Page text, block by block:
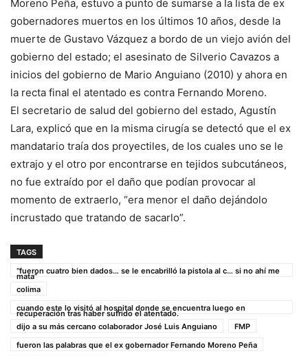
Moreno Peña, estuvo a punto de sumarse a la lista de ex
gobernadores muertos en los últimos 10 años, desde la
muerte de Gustavo Vázquez a bordo de un viejo avión del
gobierno del estado; el asesinato de Silverio Cavazos a
inicios del gobierno de Mario Anguiano (2010) y ahora en
la recta final el atentado es contra Fernando Moreno.
El secretario de salud del gobierno del estado, Agustín
Lara, explicó que en la misma cirugía se detectó que el ex
mandatario traía dos proyectiles, de los cuales uno se le
extrajo y el otro por encontrarse en tejidos subcutáneos,
no fue extraído por el daño que podían provocar al
momento de extraerlo, “era menor el daño dejándolo
incrustado que tratando de sacarlo”.
TAGS
“fueron cuatro bien dados… se le encabrilló la pistola al c… si no ahí me
mata”
colima
cuando este lo visitó al hospital donde se encuentra luego en
recuperación tras haber sufrido el atentado.
dijo a su más cercano colaborador José Luis Anguiano
FMP
fueron las palabras que el ex gobernador Fernando Moreno Peña